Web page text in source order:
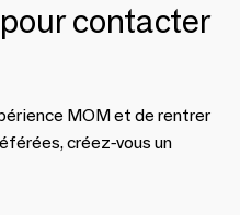
contacter
MOM et de rentrer
créez-vous un